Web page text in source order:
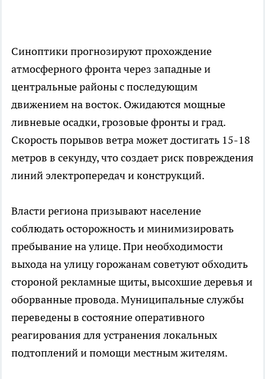
Синоптики прогнозируют прохождение
атмосферного фронта через западные и
центральные районы с последующим
движением на восток. Ожидаются мощные
ливневые осадки, грозовые фронты и град.
Скорость порывов ветра может достигать 15-18
метров в секунду, что создает риск повреждения
линий электропередач и конструкций.
Власти региона призывают население
соблюдать осторожность и минимизировать
пребывание на улице. При необходимости
выхода на улицу горожанам советуют обходить
стороной рекламные щиты, высохшие деревья и
оборванные провода. Муниципальные службы
переведены в состояние оперативного
реагирования для устранения локальных
подтоплений и помощи местным жителям.